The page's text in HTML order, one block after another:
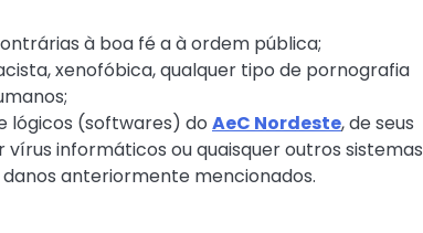
à boa fé a à ordem pública;
xenofóbica, qualquer tipo de pornografia
lógicos (softwares) do AeC Nordeste, de seus
informáticos ou quaisquer outros sistemas
anteriormente mencionados.